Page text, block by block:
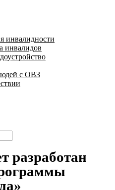
инвалидности
инвалидов
с ОВЗ
разработан